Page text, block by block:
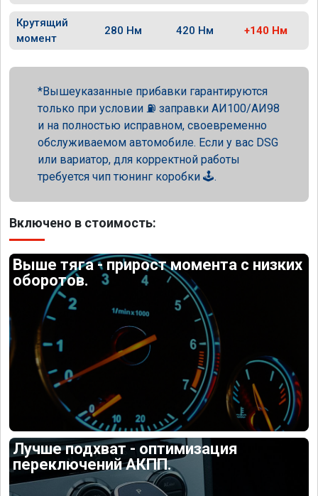
Крутящий
момент
280 Нм 420 Нм +140 Нм
Вышеуказанные прибавки гарантируются
только при условии ⛽ заправки АИ100/АИ98
и на полностью исправном, своевременно
обслуживаемом автомобиле. Если у вас DSG
или вариатор, для корректной работы
требуется чип тюнинг коробки 🕹️.
Включено в стоимость:
Выше тяга - прирост момента с низких
оборотов.
Лучше подхват - оптимизация
переключений АКПП.